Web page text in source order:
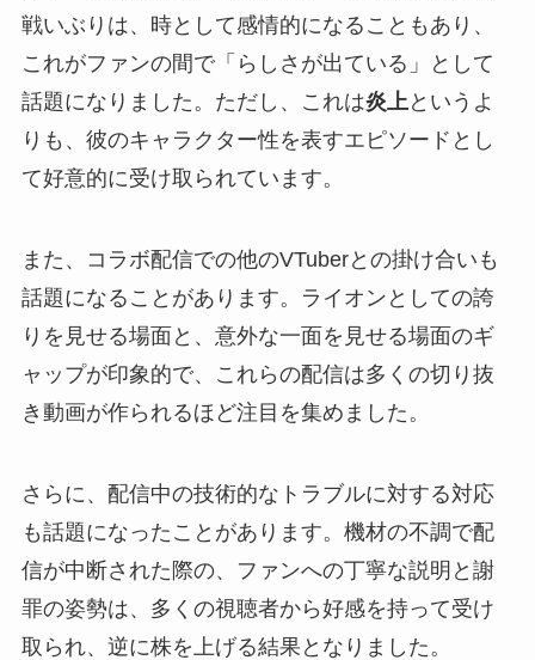
戦いぶりは、時として感情的になることもあり、
これがファンの間で「らしさが出ている」として
話題になりました。ただし、これは炎上 というよ
りも、彼のキャラクター性を表すエピソードとし
て好意的に受け取られています。
また、コラボ配信での他のVTuberとの掛け合いも
話題になることがあります。ライオンとしての誇
りを見せる場面と、意外な一面を見せる場面のギ
ャップが印象的で、これらの配信は多くの切り抜
き動画が作られるほど注目を集めました。
さらに、配信中の技術的なトラブルに対する対応
も話題になったことがあります。機材の不調で配
信が中断された際の、ファンへの丁寧な説明と謝
罪の姿勢は、多くの視聴者から好感を持って受け
取られ、逆に株を上げる結果となりました。